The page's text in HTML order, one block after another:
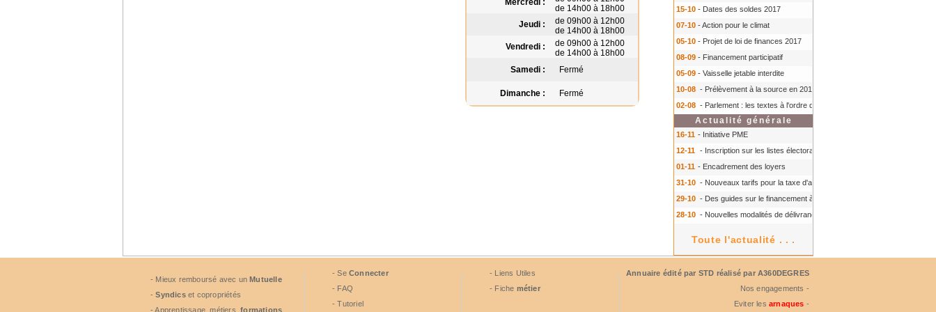
15-10 - Dates des soldes 2017
07-10 - Action pour le climat
05-10 - Projet de loi de finances 2017
08-09 - Financement participatif
05-09 - Vaisselle jetable interdite
10-08 - Prélèvement à la source en 2018
02-08 - Parlement : les textes à l'ordre du jour à l'automne 2016
Actualité générale
16-11 - Initiative PME
12-11 - Inscription sur les listes électorales : comment faire ?
01-11 - Encadrement des loyers
31-10 - Nouveaux tarifs pour la taxe d'aéroport
29-10 - Des guides sur le financement à court terme des TPE
28-10 - Nouvelles modalités de délivrance du Certiphyto
Toute l'actualité . . .
Mercredi :
de 14h00 à 18h00
Jeudi :
de 09h00 à 12h00
de 14h00 à 18h00
Vendredi :
de 09h00 à 12h00
de 14h00 à 18h00
Samedi :
Fermé
Dimanche : Fermé
- Mieux remboursé avec unMutuelle
-Syndicset copropriétés
- Apprentissage, métiers,formations
- Se Connecter
- FAQ
- Tutoriel
- Liens Utiles
- Fiche métier
Annuaire édité par STD réalisé par A360DEGRES
Nos engagements -
Eviter les arnaques -